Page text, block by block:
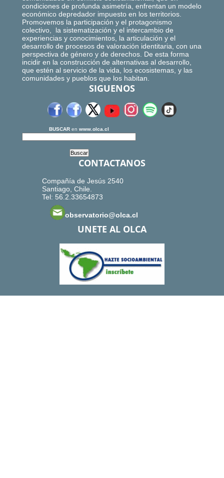
condiciones de profunda asimetría, enfrentan un modelo
económico depredador impuesto en los territorios.
Promovemos la participación y el protagonismo
colectivo, la sistematización y el intercambio de
experiencias y conocimientos, la articulación y el
desarrollo de procesos de valoración identitaria, con una
perspectiva de género y de derechos. De esta forma
incidir en la construcción de alternativas al desarrollo,
que estén al servicio de la vida, los ecosistemas, y las
comunidades y pueblos que los habitan.
SIGUENOS
BUSCAR en www.olca.cl
CONTACTANOS
Compañía de Jesús 2540
Santiago, Chile.
Tel: 56.2.33654873
observatorio@olca.cl
UNETE AL OLCA